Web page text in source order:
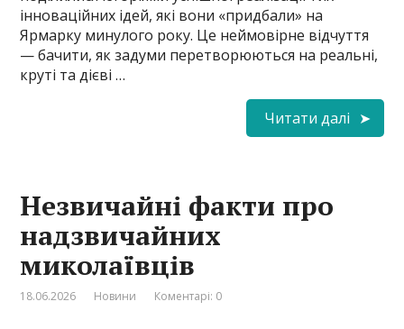
інноваційних ідей, які вони «придбали» на
Ярмарку минулого року. Це неймовірне відчуття
— бачити, як задуми перетворюються на реальні,
круті та дієві …
Читати далі
Незвичайні факти про
надзвичайних
миколаївців
18.06.2026 Новини Коментарі: 0